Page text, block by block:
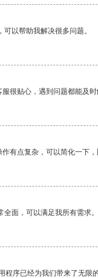
以帮助我解决很多问题。
很贴心，遇到问题都能及时
有点复杂，可以简化一下
面，可以满足我所有需求。
程序已经为我们带来了无限